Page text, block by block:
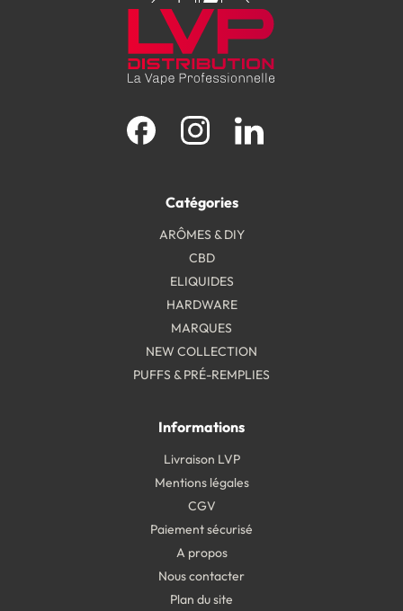
Catégories
ARÔMES & DIY
CBD
ELIQUIDES
HARDWARE
MARQUES
NEW COLLECTION
PUFFS & PRÉ-REMPLIES
Informations
Livraison LVP
Mentions légales
CGV
Paiement sécurisé
A propos
Nous contacter
Plan du site
Facebook Instagram